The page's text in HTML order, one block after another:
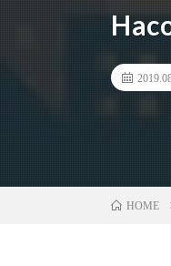
HOME